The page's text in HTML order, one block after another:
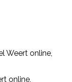
Weert online,
online,